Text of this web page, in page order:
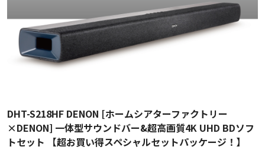
DHT-S218HF DENON [ホームシアターファクトリー
×DENON] 一体型サウンドバー&超高画質4K UHD BDソフ
トセット 【超お買い得スペシャルセットパッケージ！】